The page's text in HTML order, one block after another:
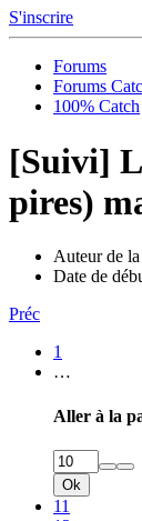
S'inscrire
Forums
Forums
100% Catch
[Suivi]
pires)
Auteur de
Date de
Préc
1
…
Aller à la
Ok
11